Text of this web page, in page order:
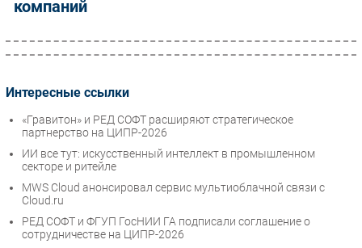
компаний
Интересные ссылки
«Гравитон» и РЕД СОФТ расширяют стратегическое
партнерство на ЦИПР-2026
ИИ все тут: искусственный интеллект в промышленном
секторе и ритейле
MWS Cloud анонсировал сервис мультиоблачной связи c
Cloud.ru
РЕД СОФТ и ФГУП ГосНИИ ГА подписали соглашение о
сотрудничестве на ЦИПР-2026